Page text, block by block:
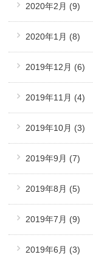
2020年2月 (9)
2020年1月 (8)
2019年12月 (6)
2019年11月 (4)
2019年10月 (3)
2019年9月 (7)
2019年8月 (5)
2019年7月 (9)
2019年6月 (3)